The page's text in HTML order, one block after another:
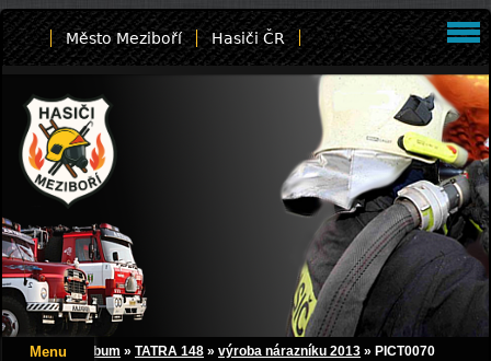
Město Meziboří Hasiči ČR
Menu
Úvod»Fotoalbum » TATRA 148 » výroba nárazníku 2013 » PICT0070